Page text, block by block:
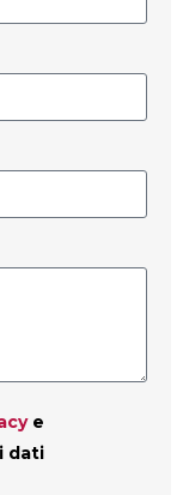
e
dati